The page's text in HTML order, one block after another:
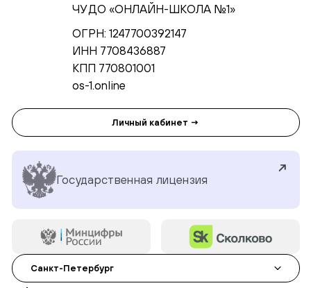
ЧУ ДО «ОНЛАЙН-ШКОЛА №1»
ОГРН: 1247700392147
ИНН 7708436887
КПП 770801001
os-1.online
Личный кабинет →
Государственная лицензия
Санкт-Петербург